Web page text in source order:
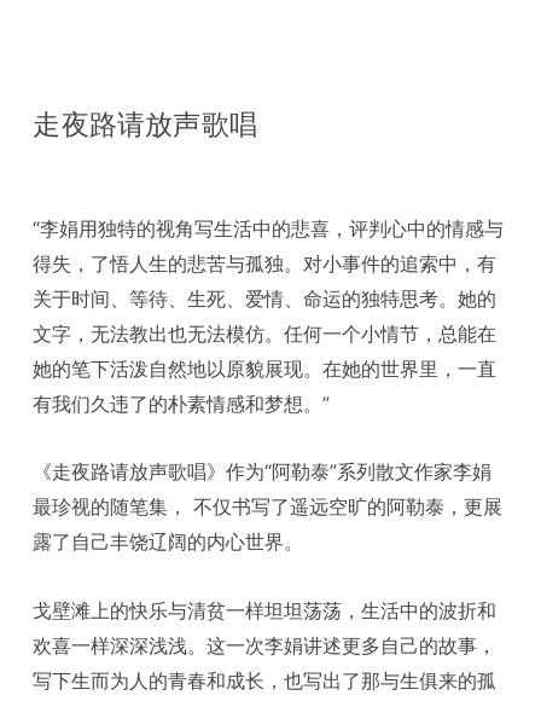
走夜路请放声歌唱
“李娟用独特的视角写生活中的悲喜，评判心中的情感与
得失，了悟人生的悲苦与孤独。对小事件的追索中，有
关于时间、等待、生死、爱情、命运的独特思考。她的
文字，无法教出也无法模仿。任何一个小情节，总能在
她的笔下活泼自然地以原貌展现。在她的世界里，一直
有我们久违了的朴素情感和梦想。”
《走夜路请放声歌唱》作为“阿勒泰”系列散文作家李娟
最珍视的随笔集， 不仅书写了遥远空旷的阿勒泰，更展
露了自己丰饶辽阔的内心世界。
戈壁滩上的快乐与清贫一样坦坦荡荡，生活中的波折和
欢喜一样深深浅浅。这一次李娟讲述更多自己的故事，
写下生而为人的青春和成长，也写出了那与生俱来的孤